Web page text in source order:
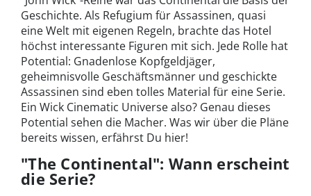
Geschichte. Als Refugium für Assassinen, quasi
eine Welt mit eigenen Regeln, brachte das Hotel
höchst interessante Figuren mit sich. Jede Rolle hat
Potential: Gnadenlose Kopfgeldjäger,
geheimnisvolle Geschäftsmänner und geschickte
Assassinen sind eben tolles Material für eine Serie.
Ein Wick Cinematic Universe also? Genau dieses
Potential sehen die Macher. Was wir über die Pläne
bereits wissen, erfährst Du hier!
"The Continental": Wann erscheint
die Serie?